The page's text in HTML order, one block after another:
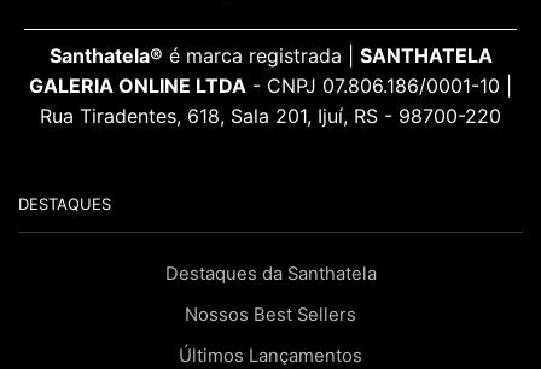
Santhatela® é marca registrada | SANTHATELA
GALERIA ONLINE LTDA - CNPJ 07.806.186/0001-10 |
Rua Tiradentes, 618, Sala 201, Ijuí, RS - 98700-220
DESTAQUES
Destaques da Santhatela
Nossos Best Sellers
Últimos Lançamentos